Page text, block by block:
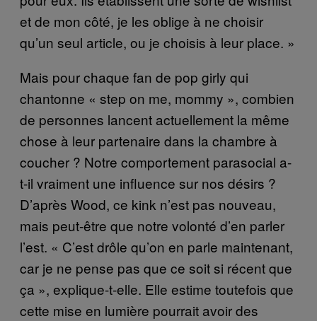
et de mon côté, je les oblige à ne choisir
qu’un seul article, ou je choisis à leur place. »
Mais pour chaque fan de pop girly qui
chantonne « step on me, mommy », combien
de personnes lancent actuellement la même
chose à leur partenaire dans la chambre à
coucher ? Notre comportement parasocial a-
t-il vraiment une influence sur nos désirs ?
D’après Wood, ce kink n’est pas nouveau,
mais peut-être que notre volonté d’en parler
l’est. « C’est drôle qu’on en parle maintenant,
car je ne pense pas que ce soit si récent que
ça », explique-t-elle. Elle estime toutefois que
cette mise en lumière pourrait avoir des